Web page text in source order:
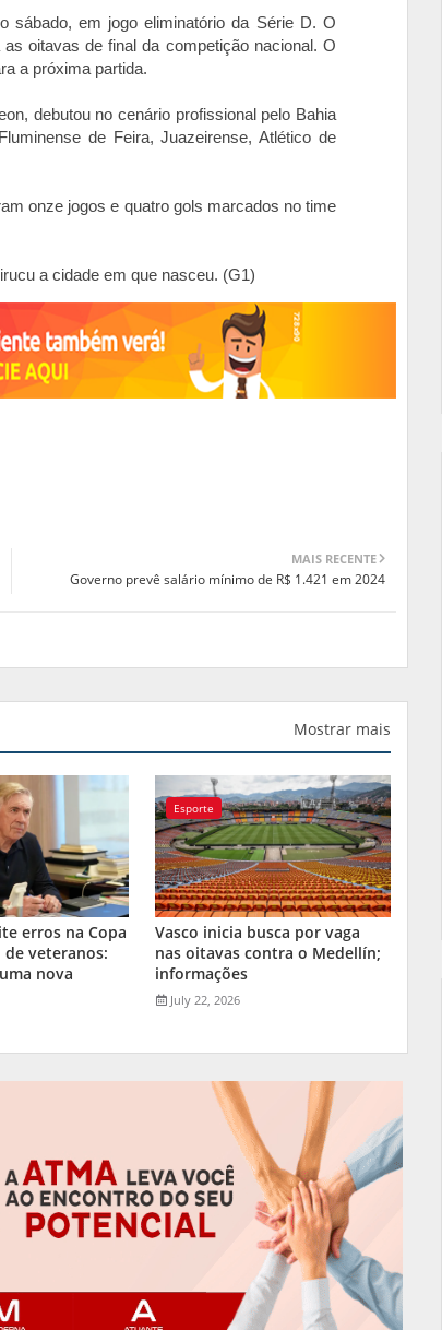
sábado, em jogo eliminatório da Série D. O
oitavas de final da competição nacional. O
a próxima partida.
debutou no cenário profissional pelo Bahia
de Feira, Juazeirense, Atlético de
onze jogos e quatro gols marcados no time
a cidade em que nasceu. (G1)
MAIS RECENTE
Governo prevê salário mínimo de R$ 1.421 em 2024
Mostrar mais
erros na Copa
de veteranos:
nova
Esporte
Vasco inicia busca por vaga
nas oitavas contra o Medellín;
informações
July 22, 2026